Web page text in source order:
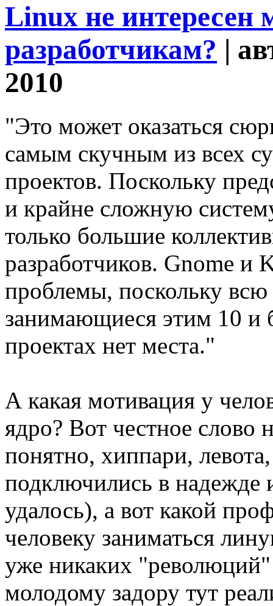
Linux не интересен
разработчикам? |
2010
"Это может оказаться
самым скучным из всех
проектов. Поскольку
и крайне сложную
только большие
разработчиков. Gnome и
проблемы, поскольку
занимающиеся этим 10 и
проектах нет места."
А какая мотивация у
ядро? Вот честное
понятно, хиппари,
подключились в надежде
удалось), а вот какой
человеку заниматься
уже никаких "революций"
молодому задору тут